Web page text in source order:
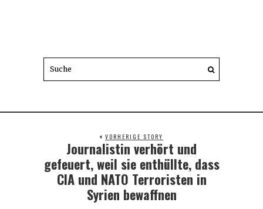
VORHERIGE STORY
Previous
Journalistin verhört und
gefeuert, weil sie enthüllte, dass
CIA und NATO Terroristen in
Syrien bewaffnen